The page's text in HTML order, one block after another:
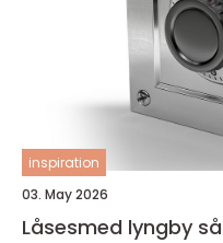
inspiration
03. May 2026
Låsesmed lyngby sådan vælger du den rette